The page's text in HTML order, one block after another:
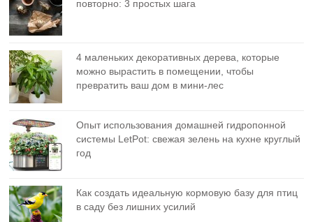
повторно: 3 простых шага
4 маленьких декоративных дерева, которые
можно вырастить в помещении, чтобы
превратить ваш дом в мини-лес
Опыт использования домашней гидропонной
системы LetPot: свежая зелень на кухне круглый
год
Как создать идеальную кормовую базу для птиц
в саду без лишних усилий